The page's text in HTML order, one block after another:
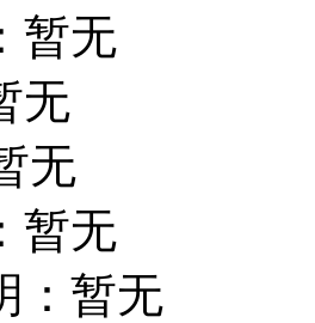
暂无
无
无
暂无
暂无